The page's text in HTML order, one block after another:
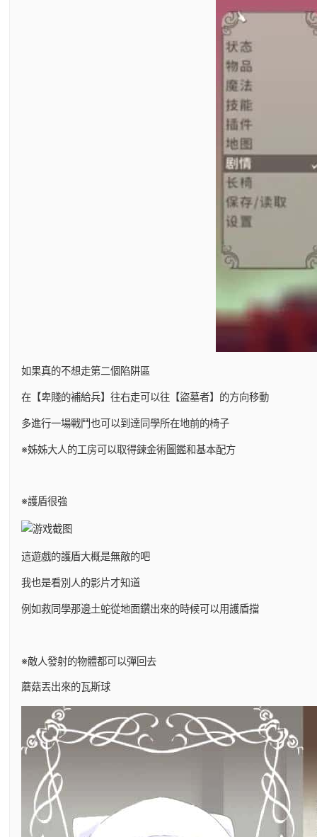
如果真的不想走第二個陷阱區
在【卑賤的補給兵】往右走可以往【盜墓者】的方向移動
多進行一場戰鬥也可以到達同學所在地前的椅子
※姊姊大人的工房可以取得鍊金術圖鑑和基本配方
※護盾很強
這遊戲的護盾大概是無敵的吧
我也是看別人的影片才知道
例如救同學那邊土蛇從地面鑽出來的時候可以用護盾擋
※敵人發射的物體都可以彈回去
蘑菇丟出來的瓦斯球